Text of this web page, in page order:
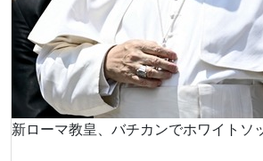
新ローマ教皇、バチカンでホワイトソ